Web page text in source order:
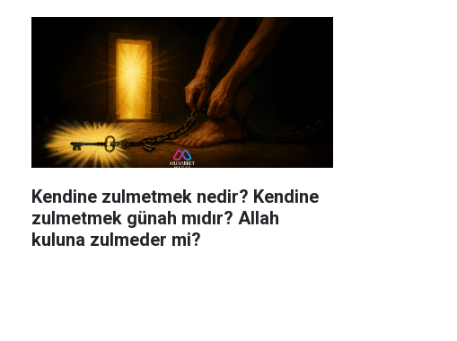
Kendine zulmetmek nedir? Kendine
zulmetmek günah mıdır? Allah
kuluna zulmeder mi?